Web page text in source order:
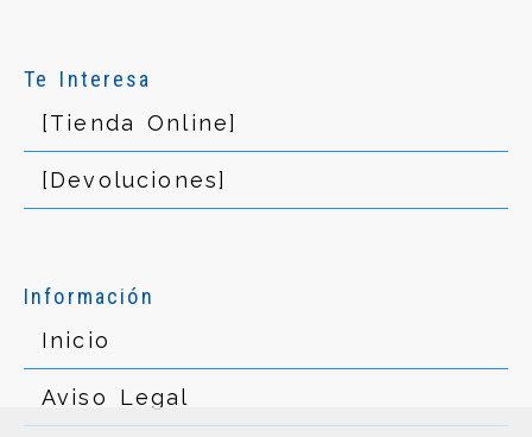
Te Interesa
[Tienda Online]
[Devoluciones]
Información
Inicio
Aviso Legal